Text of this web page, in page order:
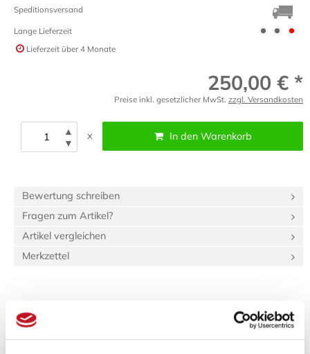
Speditionsversand
Lange Lieferzeit
Lieferzeit über 4 Monate
250,00 € *
Preise inkl. gesetzlicher MwSt. zzgl. Versandkosten
▲
▼
x In den Warenkorb
Bewertung schreiben
Fragen zum Artikel?
Artikel vergleichen
Merkzettel
Beschreibung